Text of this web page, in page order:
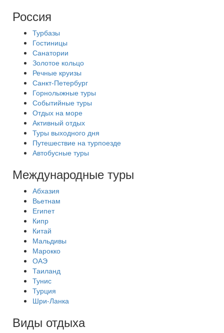
Россия
Турбазы
Гостиницы
Санатории
Золотое кольцо
Речные круизы
Санкт-Петербург
Горнолыжные туры
Событийные туры
Отдых на море
Активный отдых
Туры выходного дня
Путешествие на турпоезде
Автобусные туры
Международные туры
Абхазия
Вьетнам
Египет
Кипр
Китай
Мальдивы
Марокко
ОАЭ
Таиланд
Тунис
Турция
Шри-Ланка
Виды отдыха